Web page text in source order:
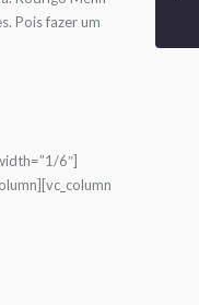
Pois fazer um
6″]